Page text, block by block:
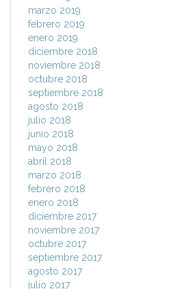
marzo 2019
febrero 2019
enero 2019
diciembre 2018
noviembre 2018
octubre 2018
septiembre 2018
agosto 2018
julio 2018
junio 2018
mayo 2018
abril 2018
marzo 2018
febrero 2018
enero 2018
diciembre 2017
noviembre 2017
octubre 2017
septiembre 2017
agosto 2017
julio 2017